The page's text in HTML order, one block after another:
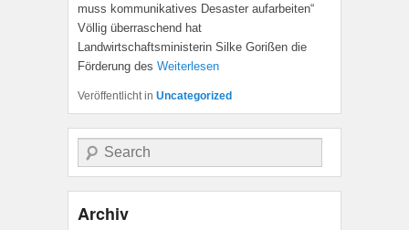
muss kommunikatives Desaster aufarbeiten“
Völlig überraschend hat
Landwirtschaftsministerin Silke Gorißen die
Förderung des Weiterlesen
Veröffentlicht in Uncategorized
Suche
Archiv